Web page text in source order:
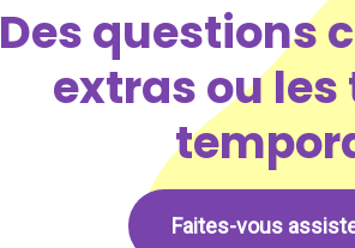
Des questions
extras ou
Faites-vous